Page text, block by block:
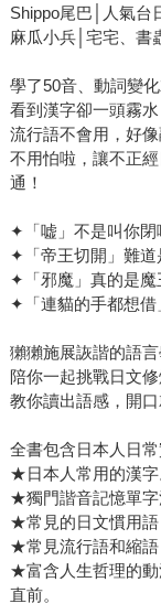
Shippo尾巴│人氣台
麻瓜小兵│宅宅、書
學了50音、動詞變
看到漢字卻一頭霧水
流行語不會用，好
不用怕啦，讓不正
通！
✦「嘘」不是叫你閉
✦「帝王切開」難道
✦「邪魔」真的是魔
✦「連貓的手都想借
獺獺施展詼諧的語言
陪你一起挑戰日文修
教你讀出語感，開口
全書包含日本人日
★日本人常用的漢字
★獨門諧音記憶單字
★常見的日文慣用語
★常見流行語和縮語
★富含人生哲理的動
直前。